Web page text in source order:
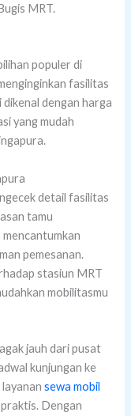
MRT.
populer di
fasilitas
dikenal dengan harga
yang mudah
detail fasilitas
tamu
pemesanan.
stasiun MRT
mobilitasmu
jauh dari pusat
kunjungan ke
layanansewa mobil
Dengan